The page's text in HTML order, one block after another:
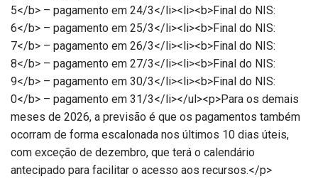
5</b> – pagamento em 24/3</li><li><b>Final do NIS:
6</b> – pagamento em 25/3</li><li><b>Final do NIS:
7</b> – pagamento em 26/3</li><li><b>Final do NIS:
8</b> – pagamento em 27/3</li><li><b>Final do NIS:
9</b> – pagamento em 30/3</li><li><b>Final do NIS:
0</b> – pagamento em 31/3</li></ul><p>Para os demais
meses de 2026, a previsão é que os pagamentos também
ocorram de forma escalonada nos últimos 10 dias úteis,
com exceção de dezembro, que terá o calendário
antecipado para facilitar o acesso aos recursos.</p>